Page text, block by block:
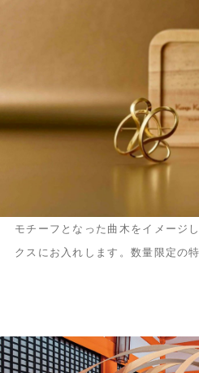
モチーフとなった曲木をイメージ
クスにお入れします。数量限定の